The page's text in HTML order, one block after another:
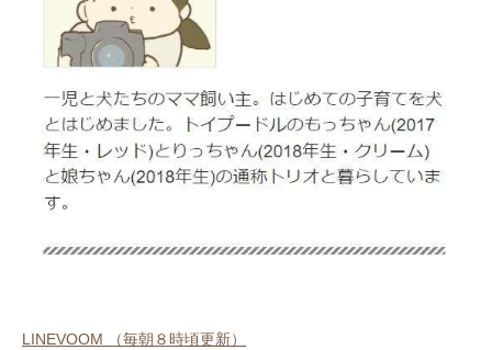
LINEVOOM （毎朝８時頃更新）